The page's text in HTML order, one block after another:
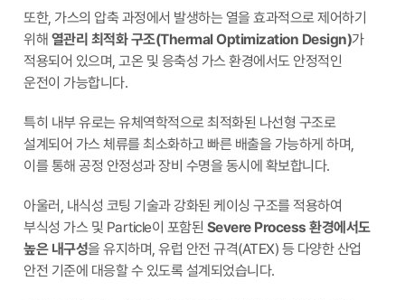
또한, 가스의 압축 과정에서 발생하는 열을 효과적으로 제어하기
위해 열관리 최적화 구조(Thermal Optimization Design)가
적용되어 있으며, 고온 및 응축성 가스 환경에서도 안정적인
운전이 가능합니다.
특히 내부 유로는 유체역학적으로 최적화된 나선형 구조로
설계되어 가스 체류를 최소화하고 빠른 배출을 가능하게 하며,
이를 통해 공정 안정성과 장비 수명을 동시에 확보합니다.
아울러, 내식성 코팅 기술과 강화된 케이싱 구조를 적용하여
부식성 가스 및 Particle이 포함된 Severe Process 환경에서도
높은 내구성을 유지하며, 유럽 안전 규격(ATEX) 등 다양한 산업
안전 기준에 대응할 수 있도록 설계되었습니다.